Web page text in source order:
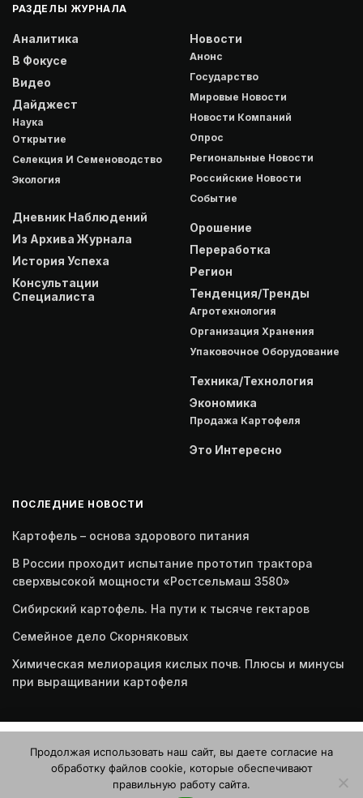
РАЗДЕЛЫ ЖУРНАЛА
Аналитика
В Фокусе
Видео
Дайджест
Наука
Открытие
Селекция И Семеноводство
Экология
Дневник Наблюдений
Из Архива Журнала
История Успеха
Консультации
Специалиста
Новости
Анонс
Государство
Мировые Новости
Новости Компаний
Опрос
Региональные Новости
Российские Новости
Событие
Орошение
Переработка
Регион
Тенденция/Тренды
Агротехнология
Организация Хранения
Упаковочное Оборудование
Техника/Технология
Экономика
Продажа Картофеля
Это Интересно
ПОСЛЕДНИЕ НОВОСТИ
Картофель – основа здорового питания
В России проходит испытание прототип трактора
сверхвысокой мощности «Ростсельмаш 3580»
Сибирский картофель. На пути к тысяче гектаров
Семейное дело Скорняковых
Химическая мелиорация кислых почв. Плюсы и минусы
при выращивании картофеля
пользоваться этим веб-сайтом, вы даете согласие на
использование файлов cookie. Ознакомьтесь с нашей
Политикой конфиденциальности и использования файлов
Продолжая использовать наш сайт, вы даете согласие на
обработку файлов cookie, которые обеспечивают
правильную работу сайта.